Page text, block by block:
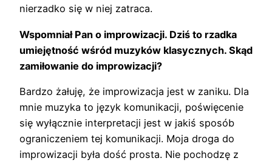
nierzadko się w niej zatraca.
Wspomniał Pan o improwizacji. Dziś to rzadka
umiejętność wśród muzyków klasycznych. Skąd
zamiłowanie do improwizacji?
Bardzo żałuję, że improwizacja jest w zaniku. Dla
mnie muzyka to język komunikacji, poświęcenie
się wyłącznie interpretacji jest w jakiś sposób
ograniczeniem tej komunikacji. Moja droga do
improwizacji była dość prosta. Nie pochodzę z